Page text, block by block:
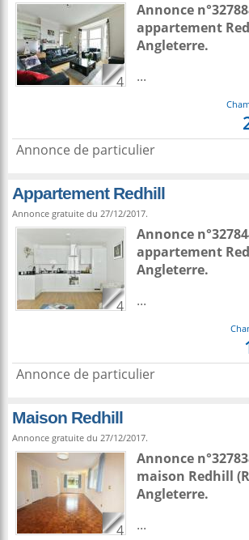
4
Annonce
appartement
Angleterre.
...
Annonce de particulier
Appartement Redhill
Annonce gratuite du 27/12/2017.
4
Annonce
appartement
Angleterre.
...
Annonce de particulier
Maison Redhill
Annonce gratuite du 27/12/2017.
4
Annonce
maison Redhill
Angleterre.
...